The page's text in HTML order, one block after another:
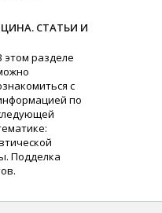
СТАТЬИ И
этом разделе
с
по
Подделка